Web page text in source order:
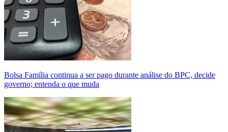
Bolsa Família continua a ser pago durante análise do BPC, decide
governo; entenda o que muda